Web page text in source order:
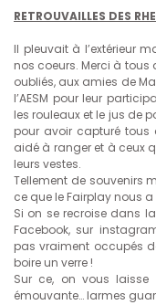
RETROUVAILLES DES
Il pleuvait à l’extérieur
nos coeurs. Merci à tous
oubliés, aux amies de
l’AESM pour leur
les rouleaux et le jus de
pour avoir capturé tous
aidé à ranger et à ceux
leurs vestes.
Tellement de souvenirs
ce que le Fairplay nous
Si on se recroise dans
Facebook, sur
pas vraiment occupés
boire un verre !
Sur ce, on vous
émouvante… larmes